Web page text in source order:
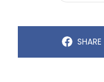
SHARE